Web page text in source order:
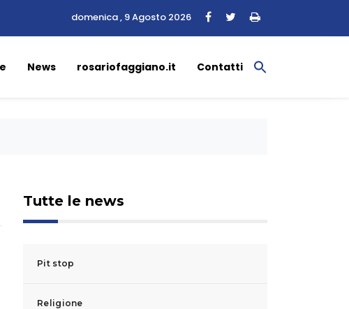
domenica , 9 Agosto 2026
News rosariofaggiano.it Contatti
Tutte le news
Pit stop
Religione